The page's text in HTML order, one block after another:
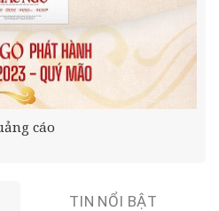
cáo
TIN NỔI BẬT